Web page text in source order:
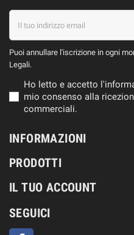
Puoi annullare l'iscrizione in ogni
Legali.
Ho letto e accetto
mio consenso alla
commerciali.
INFORMAZIONI
PRODOTTI
IL TUO ACCOUNT
SEGUICI